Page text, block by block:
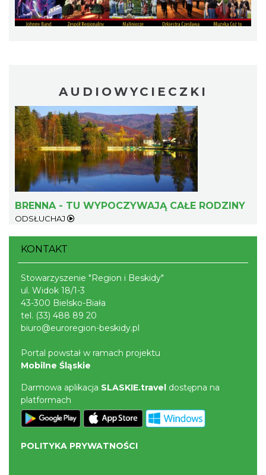
Wisła
2026-08-11
7.38 km
Wystawa plenerowa "Z archiwum Z.
Pamiątki rodzinne Polaków z Zaolzia"
Wisła
7.38 km
Koncert orkiestry dętej „Echo Adwentu”
Wisła
Pokazy tradycji - wyrób masła i sera w
Wisła
AUDIOWYCIECZKI
BRENNA - TU WYPOCZYWAJĄ CAŁE RODZINY
ODSŁUCHAJ
KONTAKT
Stowarzyszenie "Region i Beskidy"
ul. Widok 18/1-3
43-300 Bielsko-Biała
tel. (33) 488 89 20
biuro@euroregion-beskidy.pl
Portal powstał w ramach projektu
Mobilne Śląskie
Darmowa aplikacja SLASKIE.travel dostępna na
platformach
POLITYKA PRYWATNOŚCI